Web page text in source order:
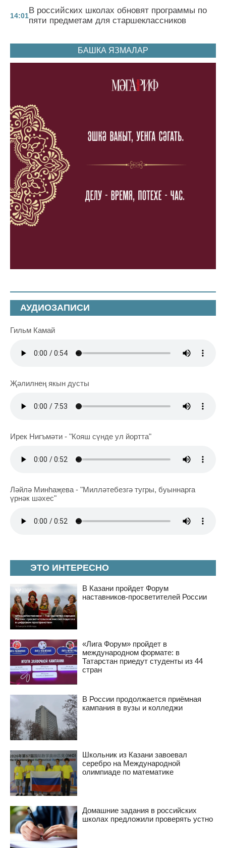
14:01
В российских школах обновят программы по
пяти предметам для старшеклассников
БАШКА ЯЗМАЛАР
ЭТО ИНТЕРЕСНО
В Казани пройдет Форум
наставников-просветителей России
«Лига Форум» пройдет в
международном формате: в
Татарстан приедут студенты из 44
стран
В России продолжается приёмная
кампания в вузы и колледжи
Школьник из Казани завоевал
серебро на Международной
олимпиаде по математике
Домашние задания в российских
школах предложили проверять устно
АУДИОЗАПИСИ
Гильм Камай
Җәлилнең якын дусты
Ирек Нигъмәти - "Кояш сүнде ул йортта"
Ләйлә Минһаҗева - "Милләтебезгә тугры, буыннарга
үрнәк шәхес"